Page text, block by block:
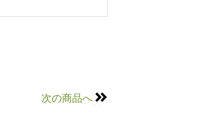
次の商品へ